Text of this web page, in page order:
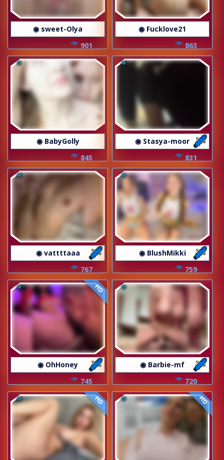
◉ sweet-Olya
901
◉ Fucklove21
863
◉ BabyGolly
845
◉ Stasya-moor
831
◉ vattttaaa
767
◉ BlushMikki
759
HD
◉ OhHoney
745
◉ Barbie-mf
720
HD HD